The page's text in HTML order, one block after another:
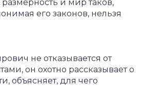
и мир таков,
его законов, нельзя
не отказывается от
он охотно рассказывает о
объясняет, для чего